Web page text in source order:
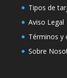
Tipos de
Aviso Legal
Términos y
Sobre